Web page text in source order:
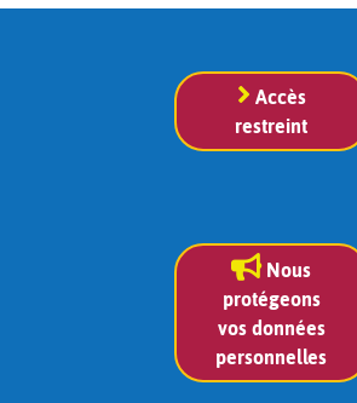
Accès
restreint
Nous
protégeons
vos données
personnelles